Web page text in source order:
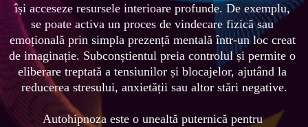
își acceseze resursele interioare profunde. De exemplu,
se poate activa un proces de vindecare fizică sau
emoțională prin simpla prezență mentală într-un loc creat
de imaginație. Subconștientul preia controlul și permite o
eliberare treptată a tensiunilor și blocajelor, ajutând la
reducerea stresului, anxietății sau altor stări negative.
Autohipnoza este o unealtă puternică pentru